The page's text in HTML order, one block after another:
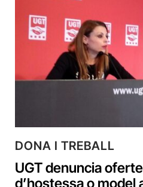
DONA I TREBALL
UGT denuncia
d’hostessa o model